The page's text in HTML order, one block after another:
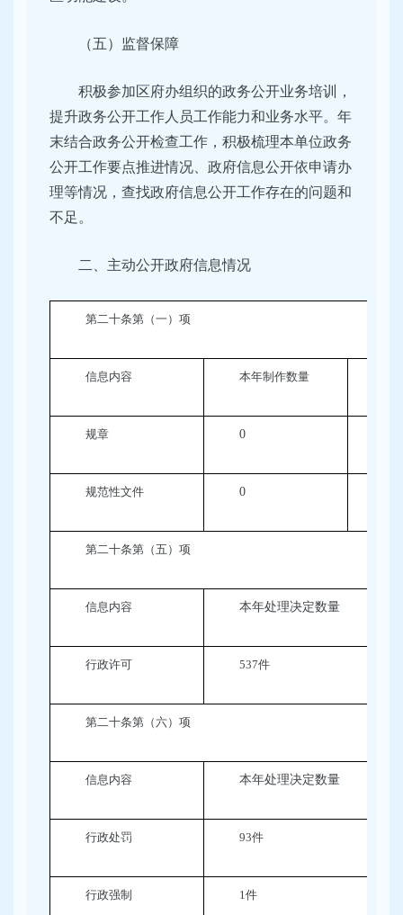
（五）监督保障
积极参加区府办组织的政务公开业务培训，
提升政务公开工作人员工作能力和业务水平。年
末结合政务公开检查工作，积极梳理本单位政务
公开工作要点推进情况、政府信息公开依申请办
理等情况，查找政府信息公开工作存在的问题和
不足。
二、主动公开政府信息情况
第二十条第（一）项
信息内容 本年制作数量
规章 0
规范性文件 0
第二十条第（五）项
信息内容 本年处理决定数量
行政许可 537件
第二十条第（六）项
信息内容 本年处理决定数量
行政处罚 93件
行政强制 1件